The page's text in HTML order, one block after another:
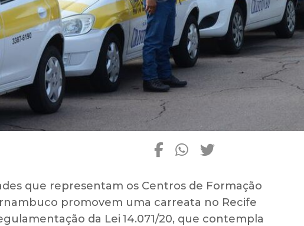
que representam os Centros de Formação
promovem uma carreata no Recife
da Lei 14.071/20, que contempla